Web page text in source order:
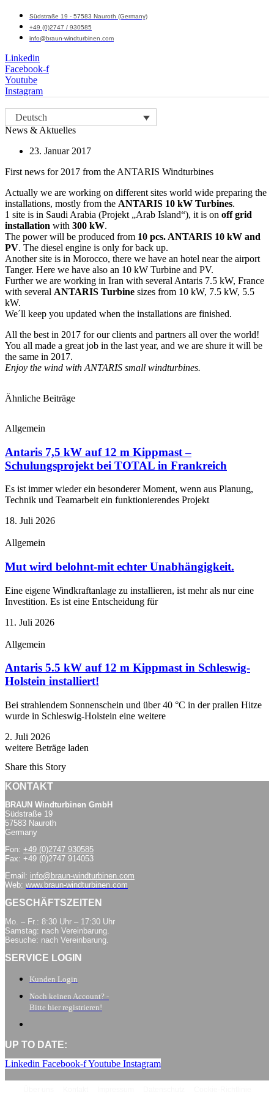
Südstraße 19 - 57583 Nauroth (Germany)
+49 (0)2747 / 930585
info@braun-windturbinen.com
Linkedin
Facebook-f
Youtube
Instagram
Deutsch
News & Aktuelles
23. Januar 2017
First news for 2017 from the ANTARIS Windturbines
Actually we are working on different sites world wide preparing the
installations, mostly from the ANTARIS 10 kW Turbines.
1 site is in Saudi Arabia (Projekt „Arab Island“), it is on off grid
installation with 300 kW.
The power will be produced from 10 pcs. ANTARIS 10 kW and
PV. The diesel engine is only for back up.
Another site is in Morocco, there we have an hotel near the airport
Tanger. Here we have also an 10 kW Turbine and PV.
Further we are working in Iran with several Antaris 7.5 kW, France
with several ANTARIS Turbine sizes from 10 kW, 7.5 kW, 5.5
kW.
We´ll keep you updated when the installations are finished.
All the best in 2017 for our clients and partners all over the world!
You all made a great job in the last year, and we are shure it will be
the same in 2017.
Enjoy the wind with ANTARIS small windturbines.
Ähnliche Beiträge
Allgemein
Antaris 7,5 kW auf 12 m Kippmast –
Schulungsprojekt bei TOTAL in Frankreich
Es ist immer wieder ein besonderer Moment, wenn aus Planung,
Technik und Teamarbeit ein funktionierendes Projekt
18. Juli 2026
Allgemein
Mut wird belohnt-mit echter Unabhängigkeit.
Eine eigene Windkraftanlage zu installieren, ist mehr als nur eine
Investition. Es ist eine Entscheidung für
11. Juli 2026
Allgemein
Antaris 5.5 kW auf 12 m Kippmast in Schleswig-
Holstein installiert!
Bei strahlendem Sonnenschein und über 40 °C in der prallen Hitze
wurde in Schleswig-Holstein eine weitere
2. Juli 2026
weitere Beträge laden
Share this Story
KONTAKT
BRAUN Windturbinen GmbH
Südstraße 19
57583 Nauroth
Germany
Fon: +49 (0)2747 930585
Fax: +49 (0)2747 914053
Email: info@braun-windturbinen.com
Web: www.braun-windturbinen.com
GESCHÄFTSZEITEN
Mo. – Fr.: 8:30 Uhr – 17:30 Uhr
Samstag: nach Vereinbarung.
Besuche: nach Vereinbarung.
SERVICE LOGIN
Kunden Login
Noch keinen Account? -
Bitte hier registrieren!
UP TO DATE:
Linkedin Facebook-fYoutube Instagram